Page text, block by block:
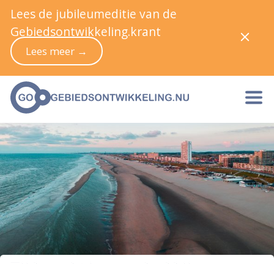
Lees de jubileumeditie van de
Gebiedsontwikkeling.krant
Lees meer →